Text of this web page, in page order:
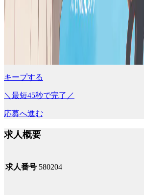
キープする
＼最短45秒で完了／
応募へ進む
求人概要
求人番号 580204